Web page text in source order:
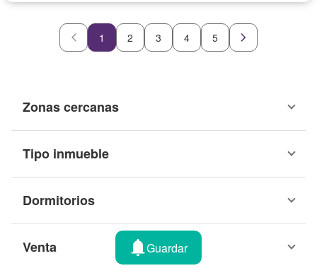
Vista panorámica
Wifi Sin amoblar
1 2 3 4 5
Zonas cercanas
Tipo inmueble
Dormitorios
Venta Guardar